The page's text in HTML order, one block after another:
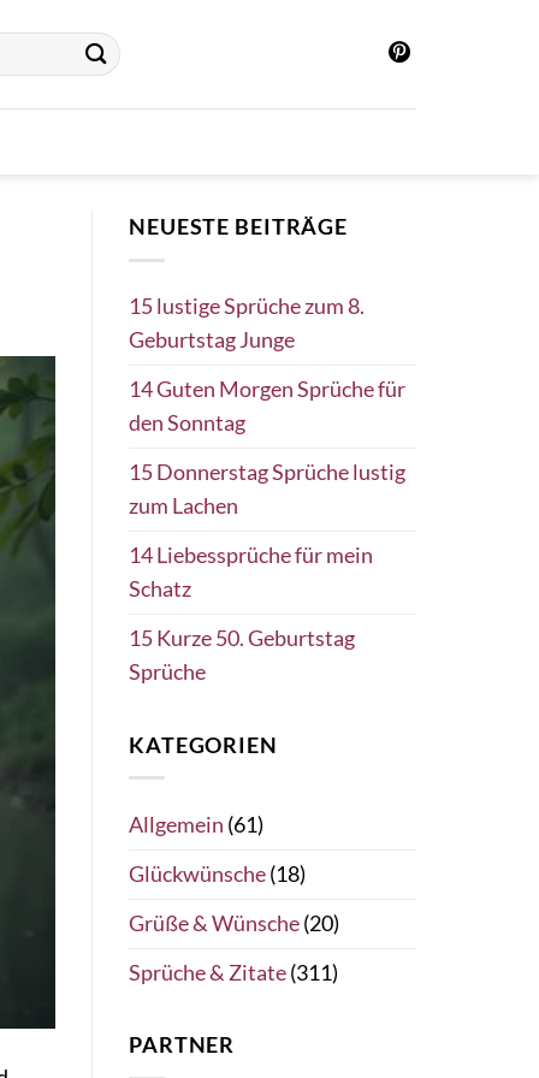
NEUESTE BEITRÄGE
15 lustige Sprüche zum 8.
Geburtstag Junge
14 Guten Morgen Sprüche für
den Sonntag
15 Donnerstag Sprüche lustig
zum Lachen
14 Liebessprüche für mein
Schatz
15 Kurze 50. Geburtstag
Sprüche
KATEGORIEN
Allgemein (61)
Glückwünsche(18)
Grüße & Wünsche(20)
Sprüche & Zitate(311)
PARTNER